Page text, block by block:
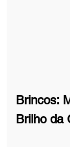
Brincos:
Brilho da